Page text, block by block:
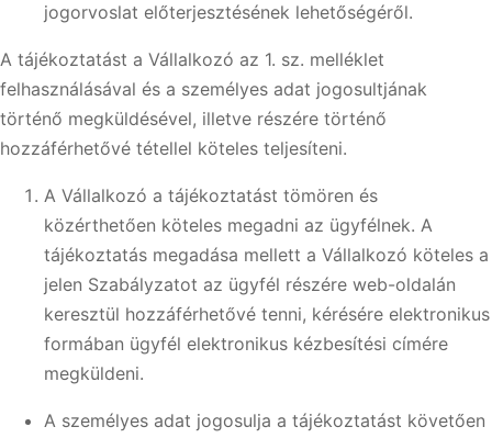
jogorvoslat előterjesztésének lehetőségéről.
A tájékoztatást a Vállalkozó az 1. sz. melléklet
felhasználásával és a személyes adat jogosultjának
történő megküldésével, illetve részére történő
hozzáférhetővé tétellel köteles teljesíteni.
A Vállalkozó a tájékoztatást tömören és
közérthetően köteles megadni az ügyfélnek. A
tájékoztatás megadása mellett a Vállalkozó köteles a
jelen Szabályzatot az ügyfél részére web-oldalán
keresztül hozzáférhetővé tenni, kérésére elektronikus
formában ügyfél elektronikus kézbesítési címére
megküldeni.
A személyes adat jogosulja a tájékoztatást követően